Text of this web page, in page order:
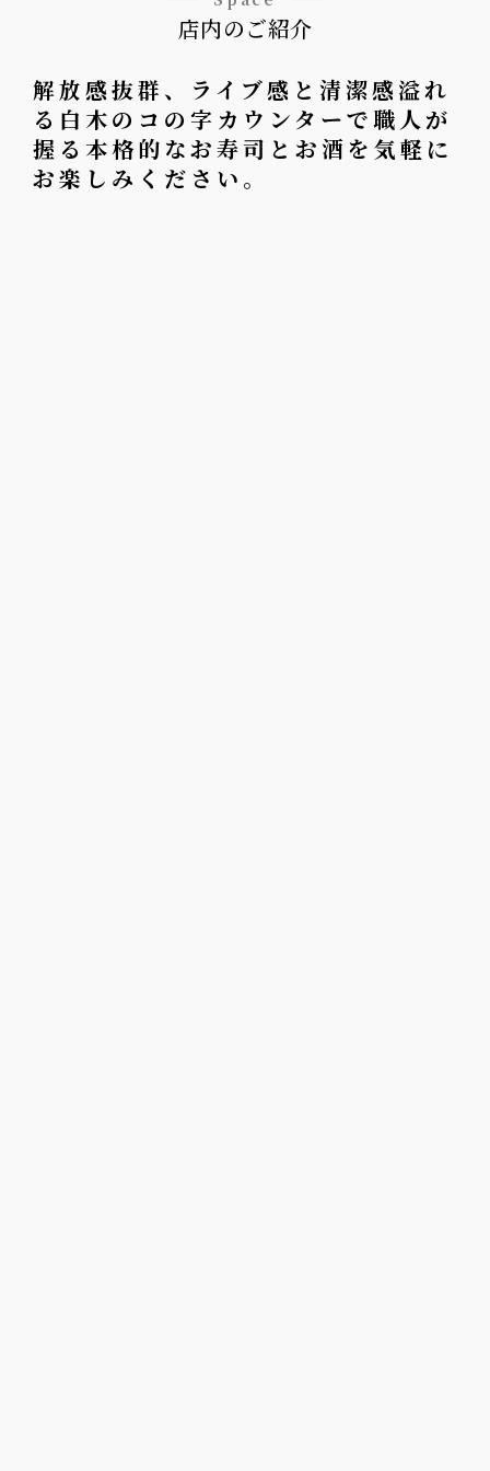
店内のご紹介
解放感抜群、ライブ感と清潔感溢れ
る白木のコの字カウンターで職人が
握る本格的なお寿司とお酒を気軽に
お楽しみください。